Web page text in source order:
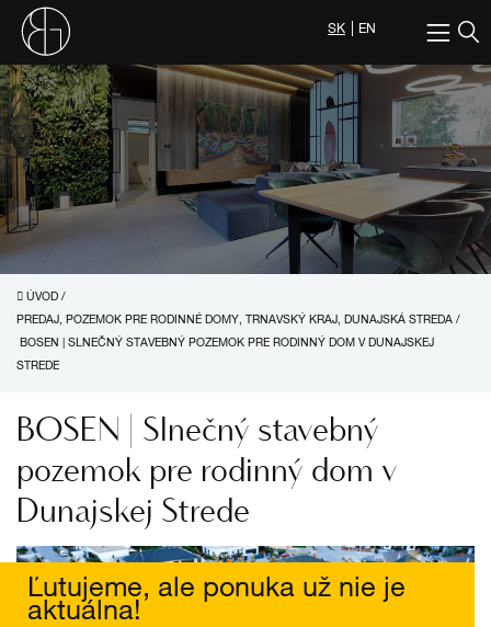
SK EN
ÚVOD /
PREDAJ, POZEMOK PRE RODINNÉ DOMY, TRNAVSKÝ KRAJ, DUNAJSKÁ STREDA /
BOSEN | SLNEČNÝ STAVEBNÝ POZEMOK PRE RODINNÝ DOM V DUNAJSKEJ
STREDE
BOSEN | Slnečný stavebný
pozemok pre rodinný dom v
Dunajskej Strede
Ľutujeme, ale ponuka už nie je
aktuálna!